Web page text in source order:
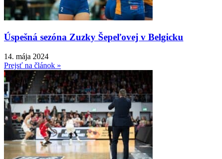
Úspešná sezóna Zuzky Šepeľovej v Belgicku
14. mája 2024
Prejsť na článok »